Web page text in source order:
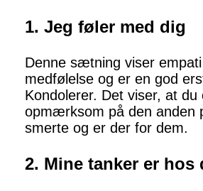
1. Jeg føler med dig
Denne sætning viser
medfølelse og er en god
Kondolerer. Det viser, at du
opmærksom på den anden
smerte og er der for dem.
2. Mine tanker er hos